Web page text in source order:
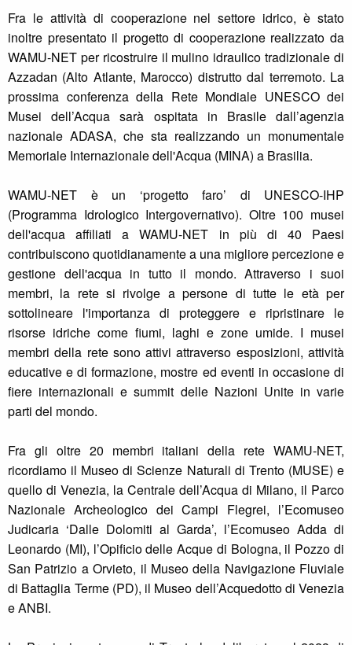
Fra le attività di cooperazione nel settore idrico, è stato
inoltre presentato il progetto di cooperazione realizzato da
WAMU-NET per ricostruire il mulino idraulico tradizionale di
Azzadan (Alto Atlante, Marocco) distrutto dal terremoto. La
prossima conferenza della Rete Mondiale UNESCO dei
Musei dell’Acqua sarà ospitata in Brasile dall’agenzia
nazionale ADASA, che sta realizzando un monumentale
Memoriale Internazionale dell'Acqua (MINA) a Brasilia.
WAMU-NET è un ‘progetto faro’ di UNESCO-IHP
(Programma Idrologico Intergovernativo). Oltre 100 musei
dell'acqua affiliati a WAMU-NET in più di 40 Paesi
contribuiscono quotidianamente a una migliore percezione e
gestione dell'acqua in tutto il mondo. Attraverso i suoi
membri, la rete si rivolge a persone di tutte le età per
sottolineare l'importanza di proteggere e ripristinare le
risorse idriche come fiumi, laghi e zone umide. I musei
membri della rete sono attivi attraverso esposizioni, attività
educative e di formazione, mostre ed eventi in occasione di
fiere internazionali e summit delle Nazioni Unite in varie
parti del mondo.
Fra gli oltre 20 membri italiani della rete WAMU-NET,
ricordiamo il Museo di Scienze Naturali di Trento (MUSE) e
quello di Venezia, la Centrale dell’Acqua di Milano, il Parco
Nazionale Archeologico dei Campi Flegrei, l’Ecomuseo
Judicaria ‘Dalle Dolomiti al Garda’, l’Ecomuseo Adda di
Leonardo (MI), l’Opificio delle Acque di Bologna, il Pozzo di
San Patrizio a Orvieto, il Museo della Navigazione Fluviale
di Battaglia Terme (PD), il Museo dell’Acquedotto di Venezia
e ANBI.